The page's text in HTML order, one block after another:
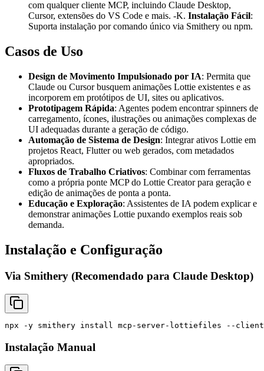
com qualquer cliente MCP, incluindo Claude Desktop,
Cursor, extensões do VS Code e mais. -K. Instalação Fácil:
Suporta instalação por comando único via Smithery ou npm.
Casos de Uso
Design de Movimento Impulsionado por IA: Permita que
Claude ou Cursor busquem animações Lottie existentes e as
incorporem em protótipos de UI, sites ou aplicativos.
Prototipagem Rápida: Agentes podem encontrar spinners de
carregamento, ícones, ilustrações ou animações complexas de
UI adequadas durante a geração de código.
Automação de Sistema de Design: Integrar ativos Lottie em
projetos React, Flutter ou web gerados, com metadados
apropriados.
Fluxos de Trabalho Criativos: Combinar com ferramentas
como a própria ponte MCP do Lottie Creator para geração e
edição de animações de ponta a ponta.
Educação e Exploração: Assistentes de IA podem explicar e
demonstrar animações Lottie puxando exemplos reais sob
demanda.
Instalação e Configuração
Via Smithery (Recomendado para Claude Desktop)
Instalação Manual